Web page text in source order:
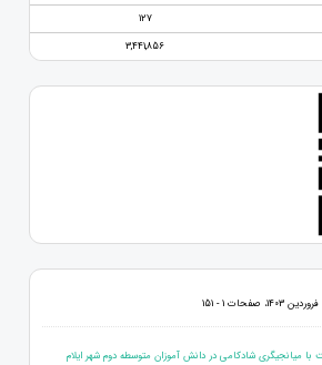
127
3,441,856